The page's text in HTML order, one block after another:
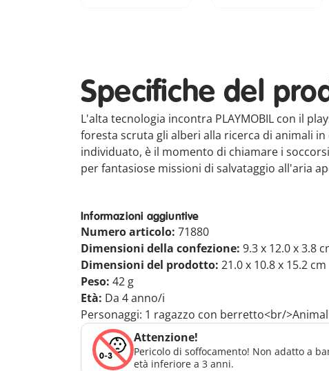
Specifiche del
L'alta tecnologia incontra PLAYMOBIL con il
foresta scruta gli alberi alla ricerca di animali
individuato, è il momento di chiamare i
per fantasiose missioni di salvataggio all'aria
Informazioni aggiuntive
Numero articolo: 71880
Dimensioni della confezione: 9.3 x 12.0 x 3.8
Dimensioni del prodotto: 21.0 x 10.8 x 15.2 cm
Peso: 42 g
Età: Da 4 anno/i
Personaggi: 1 ragazzo con berretto<br/
Attenzione!
Pericolo di soffocamento! Non adatto a
età inferiore a 3 anni.